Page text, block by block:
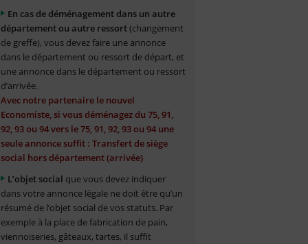
En cas de déménagement dans un autre
département ou autre ressort(changement
de greffe), vous devez faire une annonce
dans le département ou ressort de départ, et
une annonce dans le département ou ressort
d’arrivée.
Avec notre partenaire le nouvel
Economiste, si vous déménagez du 75, 91,
92, 93 ou 94 vers le 75, 91, 92, 93 ou 94 une
seule annonce suffit : Transfert de siège
social hors département (arrivée)
L’objet social que vous devez indiquer
dans votre annonce légale ne doit être qu’un
résumé de l’objet social de vos statuts. Par
exemple à la place de fabrication de pain,
viennoiseries, gâteaux, tartes, il suffit